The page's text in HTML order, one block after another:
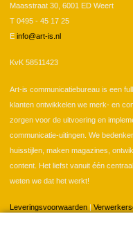
Maasstraat 30, 6001 ED Weert
T 0495 - 45 17 25
E info@art-is.nl
KvK 58511423
Art-is communicatiebureau is een
klanten ontwikkelen we merk- en
zorgen voor de uitvoering en
communicatie-uitingen. We
huisstijlen, maken magazines,
content. Het liefst vanuit één
weten we dat het werkt!
Leveringsvoorwaarden